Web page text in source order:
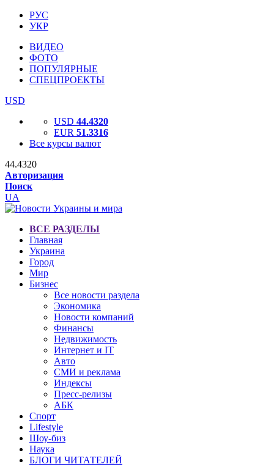
РУС
УКР
ВИДЕО
ФОТО
ПОПУЛЯРНЫЕ
СПЕЦПРОЕКТЫ
USD
USD 44.4320
EUR 51.3316
Все курсы валют
44.4320
Авторизация
Поиск
UA
ВСЕ РАЗДЕЛЫ
Главная
Украина
Город
Мир
Бизнес
Все новости раздела
Экономика
Новости компаний
Финансы
Недвижимость
Интернет и IT
Авто
СМИ и реклама
Индексы
Пресс-релизы
АБК
Спорт
Lifestyle
Шоу-биз
Наука
БЛОГИ ЧИТАТЕЛЕЙ